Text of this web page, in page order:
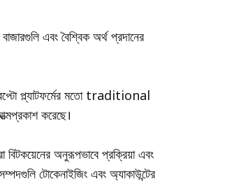
এবং বৈশ্বিক অর্থ প্রদানের
ক্রিপ্টো প্ল্যাটফর্মের মতো traditional
করেছে।
অনুরূপভাবে প্রক্রিয়া এবং
টোকেনাইজিং এবং অ্যাকাউন্টের